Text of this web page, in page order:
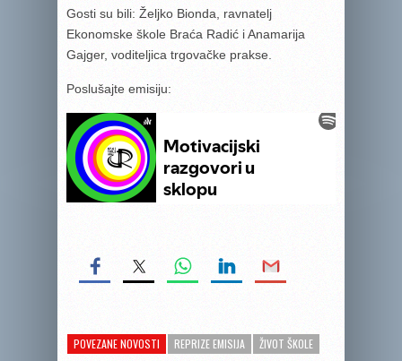
Gosti su bili: Željko Bionda, ravnatelj
Ekonomske škole Braća Radić i Anamarija
Gajger, voditeljica trgovačke prakse.
Poslušajte emisiju:
POVEZANE NOVOSTI REPRIZE EMISIJA ŽIVOT ŠKOLE